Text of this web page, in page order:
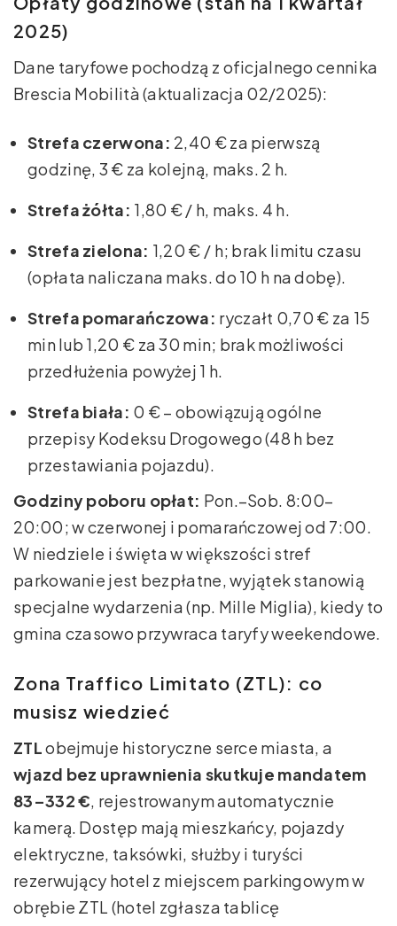
2025)
Dane taryfowe pochodzą z oficjalnego cennika
Brescia Mobilità (aktualizacja 02/2025):
Strefa czerwona: 2,40 € za pierwszą
godzinę, 3 € za kolejną, maks. 2 h.
Strefa żółta: 1,80 € / h, maks. 4 h.
Strefa zielona: 1,20 € / h; brak limitu czasu
(opłata naliczana maks. do 10 h na dobę).
Strefa pomarańczowa: ryczałt 0,70 € za 15
min lub 1,20 € za 30 min; brak możliwości
przedłużenia powyżej 1 h.
Strefa biała: 0 € – obowiązują ogólne
przepisy Kodeksu Drogowego (48 h bez
przestawiania pojazdu).
Godziny poboru opłat: Pon.–Sob. 8:00–
20:00; w czerwonej i pomarańczowej od 7:00.
W niedziele i święta w większości stref
parkowanie jest bezpłatne, wyjątek stanowią
specjalne wydarzenia (np. Mille Miglia), kiedy to
gmina czasowo przywraca taryfy weekendowe.
Zona Traffico Limitato (ZTL): co
musisz wiedzieć
ZTLobejmuje historyczne serce miasta, a
wjazd bez uprawnienia skutkuje mandatem
83–332 €, rejestrowanym automatycznie
kamerą. Dostęp mają mieszkańcy, pojazdy
elektryczne, taksówki, służby i turyści
rezerwujący hotel z miejscem parkingowym w
obrębie ZTL (hotel zgłasza tablicę